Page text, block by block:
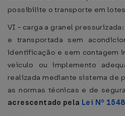
possibilite o transporte em
VI - carga a granel
e transportada sem
identificação e sem contagem
veículo ou implemento
realizada mediante sistema de
as normas técnicas e de
acrescentado pela Lei Nº